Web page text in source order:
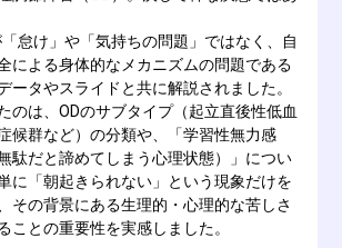
怠け」や「気持ちの問題」ではなく、自
による身体的なメカニズムの問題である
ータやスライドと共に解説されました。
のは、ODのサブタイプ（起立直後性低血
候群など）の分類や、「学習性無力感
駄だと諦めてしまう心理状態）」につい
に「朝起きられない」という現象だけを
その背景にある生理的・心理的な苦しさ
ことの重要性を実感しました。